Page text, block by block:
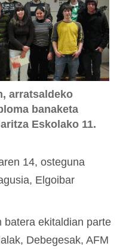
arratsaldeko
banaketa
Eskolako 11.
14, osteguna
Elgoibar
batera ekitaldian parte
Debegesak, AFM